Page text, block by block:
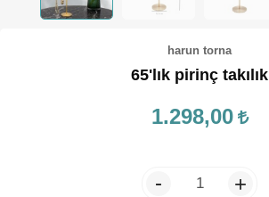
harun torna
65'lık pirinç takılık
1.298,00
- +